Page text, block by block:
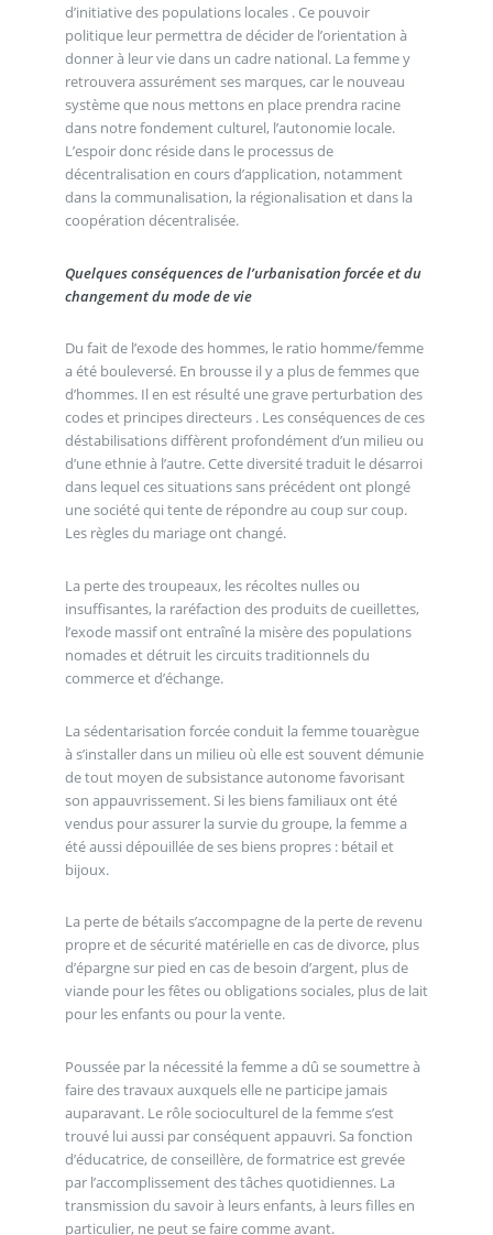
d’initiative des populations locales . Ce pouvoir
politique leur permettra de décider de l’orientation à
donner à leur vie dans un cadre national. La femme y
retrouvera assurément ses marques, car le nouveau
système que nous mettons en place prendra racine
dans notre fondement culturel, l’autonomie locale.
L’espoir donc réside dans le processus de
décentralisation en cours d’application, notamment
dans la communalisation, la régionalisation et dans la
coopération décentralisée.
Quelques conséquences de l’urbanisation forcée et du
changement du mode de vie
Du fait de l’exode des hommes, le ratio homme/femme
a été bouleversé. En brousse il y a plus de femmes que
d’hommes. Il en est résulté une grave perturbation des
codes et principes directeurs . Les conséquences de ces
déstabilisations diffèrent profondément d’un milieu ou
d’une ethnie à l’autre. Cette diversité traduit le désarroi
dans lequel ces situations sans précédent ont plongé
une société qui tente de répondre au coup sur coup.
Les règles du mariage ont changé.
La perte des troupeaux, les récoltes nulles ou
insuffisantes, la raréfaction des produits de cueillettes,
l’exode massif ont entraîné la misère des populations
nomades et détruit les circuits traditionnels du
commerce et d’échange.
La sédentarisation forcée conduit la femme touarègue
à s’installer dans un milieu où elle est souvent démunie
de tout moyen de subsistance autonome favorisant
son appauvrissement. Si les biens familiaux ont été
vendus pour assurer la survie du groupe, la femme a
été aussi dépouillée de ses biens propres : bétail et
bijoux.
La perte de bétails s’accompagne de la perte de revenu
propre et de sécurité matérielle en cas de divorce, plus
d’épargne sur pied en cas de besoin d’argent, plus de
viande pour les fêtes ou obligations sociales, plus de lait
pour les enfants ou pour la vente.
Poussée par la nécessité la femme a dû se soumettre à
faire des travaux auxquels elle ne participe jamais
auparavant. Le rôle socioculturel de la femme s’est
trouvé lui aussi par conséquent appauvri. Sa fonction
d’éducatrice, de conseillère, de formatrice est grevée
par l’accomplissement des tâches quotidiennes. La
transmission du savoir à leurs enfants, à leurs filles en
particulier, ne peut se faire comme avant.